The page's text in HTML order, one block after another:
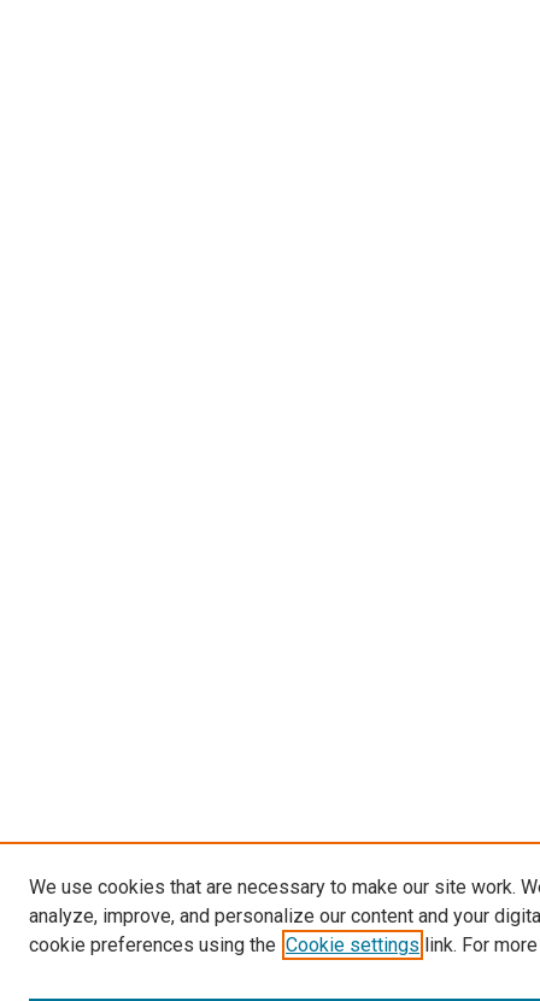
We use cookies that are necessary to make our site work.
analyze, improve, and personalize our content and your
cookie preferences using the Cookie settings link. For